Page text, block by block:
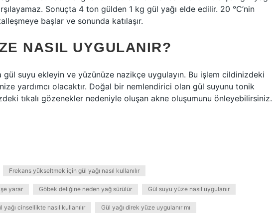
Sonuçta 4 ton gülden 1 kg gül yağı elde edilir. 20 °C’nin
başlar ve sonunda katılaşır.
NASIL UYGULANIR?
suyu ekleyin ve yüzünüze nazikçe uygulayın. Bu işlem cildinizdeki
yardımcı olacaktır. Doğal bir nemlendirici olan gül suyunu tonik
tıkalı gözenekler nedeniyle oluşan akne oluşumunu önleyebilirsiniz.
Frekans yükseltmek için gül yağı nasıl kullanılır
yarar Göbek deliğine neden yağ sürülür Gül suyu yüze nasıl uygulanır
yağı cinsellikte nasıl kullanılır Gül yağı direk yüze uygulanır mı